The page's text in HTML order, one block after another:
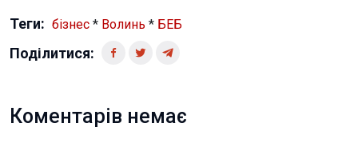
Теги: бізнес * Волинь * БЕБ
Поділитися:
Коментарів немає